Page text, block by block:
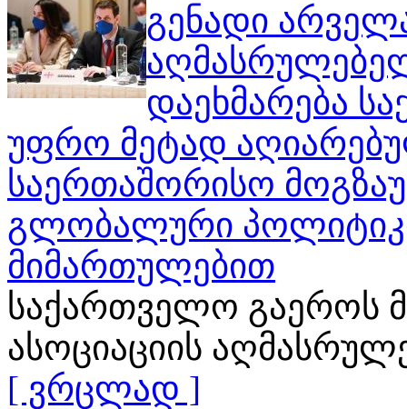
გენადი
დაეხმარება
უფრო მეტად
საერთაშორისო
გლობალური
მიმართულებით
საქართველო გაეროს
ასოციაციის
[ ვრცლად ]